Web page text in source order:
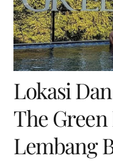
Lokasi
The
Lembang